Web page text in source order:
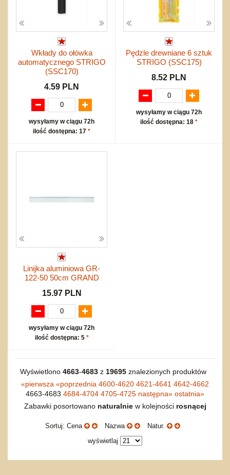
Wkłady do ołówka
automatycznego STRIGO
(SSC170)
4.59 PLN
wysyłamy w ciągu 72h
ilość dostępna: 17 *
Pędzle drewniane 6 sztuk
STRIGO (SSC175)
8.52 PLN
wysyłamy w ciągu 72h
ilość dostępna: 18 *
Linijka aluminiowa GR-
122-50 50cm GRAND
15.97 PLN
wysyłamy w ciągu 72h
ilość dostępna: 5 *
Wyświetlono 4663-4683z 19695znalezionych produktów
«pierwsza «poprzednia 4600-4620 4621-4641 4642-4662
4663-4683 4684-4704 4705-4725 następna» ostatnia»
Zabawki posortowano naturalniew kolejności rosnącej
Sortuj: Cena Nazwa
Natur.
wyświetlaj